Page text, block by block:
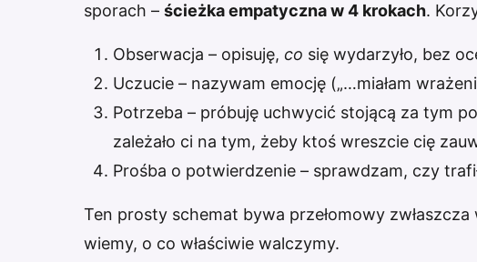
sporach – ścieżka empatyczna w 4 krokach.
Obserwacja – opisuję, co się wydarzyło, bez
Uczucie – nazywam emocję („…miałam
Potrzeba – próbuję uchwycić stojącą za tym
zależało ci na tym, żeby ktoś wreszcie cię
Prośba o potwierdzenie – sprawdzam, czy
Ten prosty schemat bywa przełomowy
wiemy, o co właściwie walczymy.